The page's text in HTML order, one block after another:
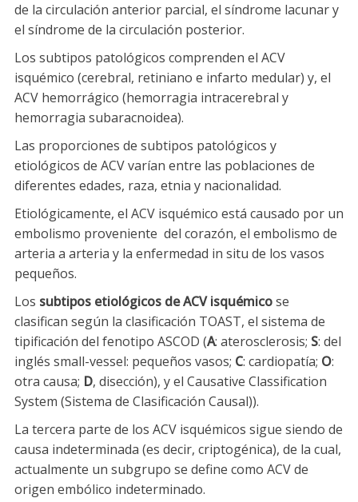
de la circulación anterior parcial, el síndrome lacunar y
el síndrome de la circulación posterior.
Los subtipos patológicos comprenden el ACV
isquémico (cerebral, retiniano e infarto medular) y, el
ACV hemorrágico (hemorragia intracerebral y
hemorragia subaracnoidea).
Las proporciones de subtipos patológicos y
etiológicos de ACV varían entre las poblaciones de
diferentes edades, raza, etnia y nacionalidad.
Etiológicamente, el ACV isquémico está causado por un
embolismo proveniente del corazón, el embolismo de
arteria a arteria y la enfermedad in situ de los vasos
pequeños.
Los subtipos etiológicos de ACV isquémicose
clasifican según la clasificación TOAST, el sistema de
tipificación del fenotipo ASCOD (A: aterosclerosis; S: del
inglés small-vessel: pequeños vasos; C: cardiopatía; O:
otra causa; D, disección), y el Causative Classification
System (Sistema de Clasificación Causal)).
La tercera parte de los ACV isquémicos sigue siendo de
causa indeterminada (es decir, criptogénica), de la cual,
actualmente un subgrupo se define como ACV de
origen embólico indeterminado.